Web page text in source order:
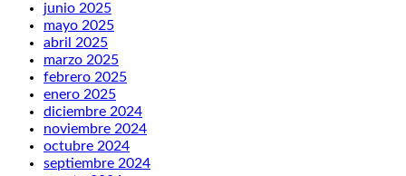
junio 2025
mayo 2025
abril 2025
marzo 2025
febrero 2025
enero 2025
diciembre 2024
noviembre 2024
octubre 2024
septiembre 2024